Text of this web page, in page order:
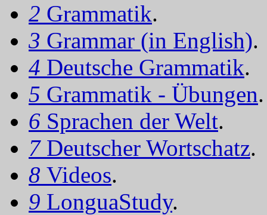
2 Grammatik.
3 Grammar (in English).
4 Deutsche Grammatik.
5 Grammatik - Übungen.
6 Sprachen der Welt.
7 Deutscher Wortschatz.
8 Videos.
9 LonguaStudy.